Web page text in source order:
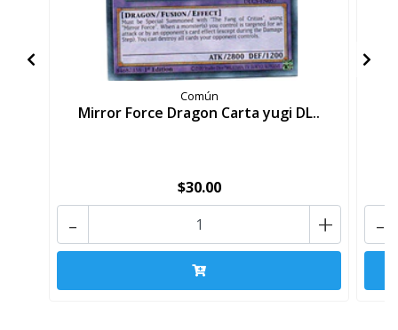
Común
Mirror Force Dragon Carta yugi DL..
$30.00
+
- -